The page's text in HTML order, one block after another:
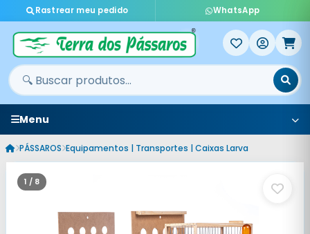
Rastrear meu pedido WhatsApp
Menu
PÁSSAROS Equipamentos | Transportes | Caixas Larva
1 / 8